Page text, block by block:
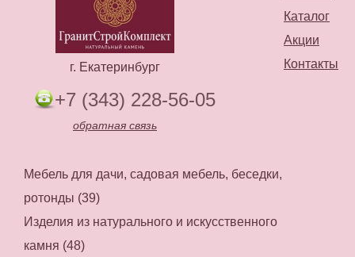
Каталог
Акции
Контакты
г. Екатеринбург
+7 (343) 228-56-05
обратная связь
Мебель для дачи, садовая мебель, беседки,
ротонды (39)
Изделия из натурального и искусственного
камня (48)